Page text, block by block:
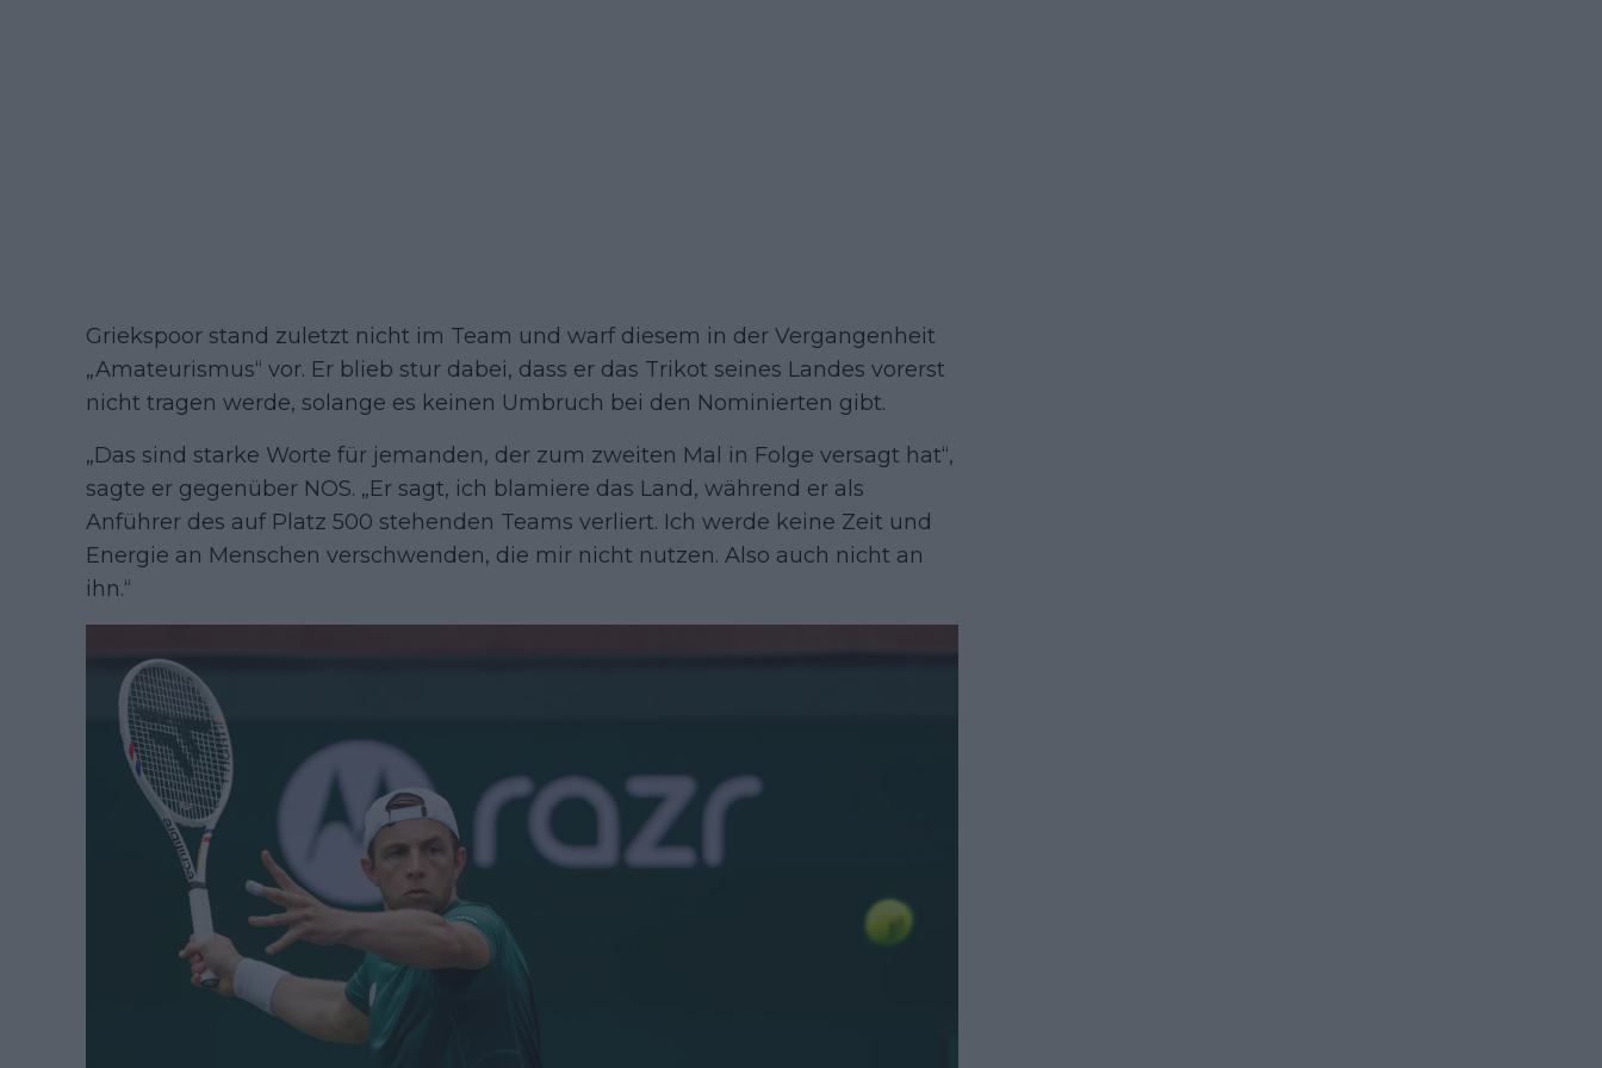
Griekspoor stand zuletzt nicht im Team und warf diesem in der Vergangenheit
„Amateurismus“ vor. Er blieb stur dabei, dass er das Trikot seines Landes vorerst
nicht tragen werde, solange es keinen Umbruch bei den Nominierten gibt.
„Das sind starke Worte für jemanden, der zum zweiten Mal in Folge versagt hat“,
sagte er gegenüber NOS. „Er sagt, ich blamiere das Land, während er als
Anführer des auf Platz 500 stehenden Teams verliert. Ich werde keine Zeit und
Energie an Menschen verschwenden, die mir nicht nutzen. Also auch nicht an
ihn.“